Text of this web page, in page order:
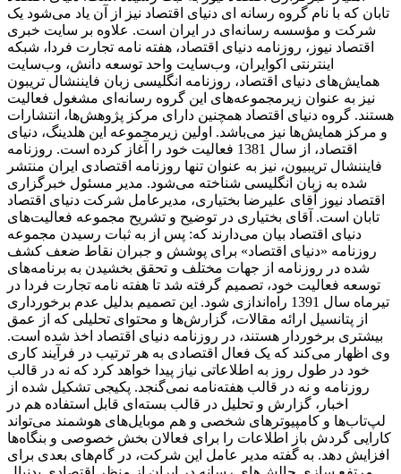
تابان که با نام گروه رسانه ای دنیای اقتصاد نیز از آن یاد می‌شود یک
شرکت و مؤسسه رسانه‌ای در ایران است. علاوه بر سایت خبری
اقتصاد نیوز، روزنامه دنیای اقتصاد، هفته ‌نامه تجارت فردا، شبکه
اینترنتی اکوایران، وب‌سایت واحد توسعه دانش، وب‌سایت
همایش‌های دنیای اقتصاد، روزنامه انگلیسی ‌زبان فایننشال تریبون
نیز به عنوان زیرمجموعه‌های این گروه رسانه‌ای مشغول فعالیت
هستند. گروه دنیای اقتصاد همچنین دارای مرکز پژوهش‌ها، انتشارات
و مرکز همایش‌ها نیز می‌باشد. اولین زیرمجموعه این هلدینگ، دنیای
اقتصاد، از سال 1381 فعالیت خود را آغاز کرده است. روزنامه
فایننشال تریبیون، نیز به عنوان تنها روزنامه اقتصادی ایران منتشر
شده به زبان انگلیسی شناخته می‌شود. مدیر مسئول خبرگزاری
اقتصاد نیوز آقای علیرضا بختیاری، مدیرعامل شرکت دنیای اقتصاد
تابان است. آقای بختیاری در توضیح و تشریح مجموعه فعالیت‌های
دنیای اقتصاد بیان می‌دارند که: پس از به ثبات رسیدن مجموعه
روزنامه «دنیای اقتصاد» برای پوشش و جبران نقاط ضعف کشف
شده در روزنامه از جهات مختلف و تحقق بخشیدن به برنامه‌های
توسعه فعالیت خود، تصمیم گرفته شد تا هفته نامه تجارت فردا در
تیرماه سال 1391 راه‌اندازی شود. این تصمیم بدلیل عدم برخورداری
از پتانسیل ارائه مقالات، گزارش‌ها و محتوای تحلیلی که از عمق
بیشتری برخوردار هستند، در روزنامه دنیای اقتصاد اخذ شده است.
وی اظهار می‌کند که یک فعال اقتصادی به هر ترتیب در فرآیند کاری
خود در طول روز به اطلاعاتی نیاز پیدا خواهد کرد که نه در قالب
روزنامه و نه در قالب هفته‌نامه نمی‌گنجد. پکیجی تشکیل شده از
اخبار، گزارش و تحلیل در قالب بسته‌ای قابل استفاده هم در
لپ‌تاب‌ها و کامپیوترهای شخصی و هم موبایل‌های هوشمند می‌تواند
کارایی گردش باز اطلاعات را برای فعالان بخش خصوصی و بنگاه‌ها
افزایش دهد. به گفته مدیر عامل این شرکت، در گام‌های بعدی برای